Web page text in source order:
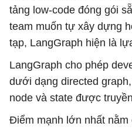
tảng low-code đóng gói
team muốn tự xây dựng
tạp, LangGraph hiện là
LangGraph cho phép
dưới dạng directed
node và state được
Điểm mạnh lớn nhất nằm